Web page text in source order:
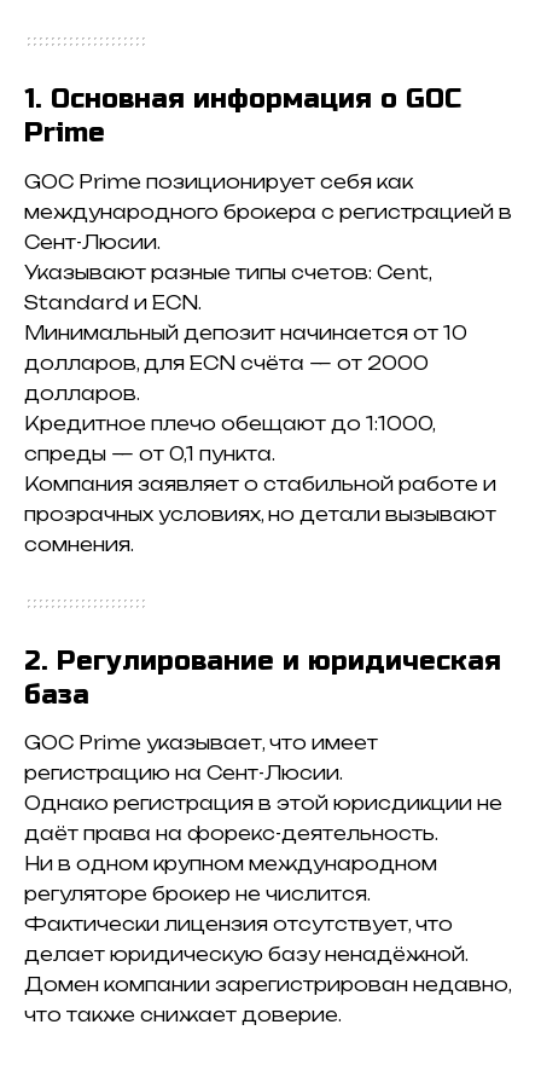
1. Основная информация о GOC
Prime
GOC Prime позиционирует себя как
международного брокера с регистрацией в
Сент-Люсии.
Указывают разные типы счетов: Cent,
Standard и ECN.
Минимальный депозит начинается от 10
долларов, для ECN счёта — от 2000
долларов.
Кредитное плечо обещают до 1:1000,
спреды — от 0,1 пункта.
Компания заявляет о стабильной работе и
прозрачных условиях, но детали вызывают
сомнения.
2. Регулирование и юридическая
база
GOC Prime указывает, что имеет
регистрацию на Сент-Люсии.
Однако регистрация в этой юрисдикции не
даёт права на форекс-деятельность.
Ни в одном крупном международном
регуляторе брокер не числится.
Фактически лицензия отсутствует, что
делает юридическую базу ненадёжной.
Домен компании зарегистрирован недавно,
что также снижает доверие.